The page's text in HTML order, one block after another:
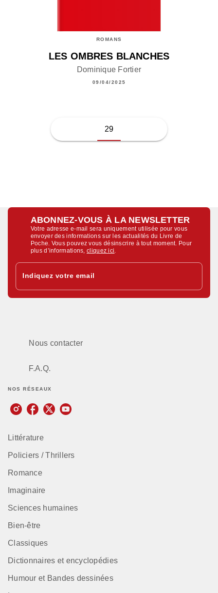
ROMANS
LES OMBRES BLANCHES
Dominique Fortier
09/04/2025
29
ABONNEZ-VOUS À LA NEWSLETTER
Votre adresse e-mail sera uniquement utilisée pour vous
envoyer des informations sur les actualités du Livre de
Poche. Vous pouvez vous désinscrire à tout moment. Pour
plus d’informations,cliquez ici
Indiquez votre email
Nous contacter
F.A.Q.
NOS RÉSEAUX
Littérature
Policiers / Thrillers
Romance
Imaginaire
Sciences humaines
Bien-être
Classiques
Dictionnaires et encyclopédies
Humour et Bandes dessinées